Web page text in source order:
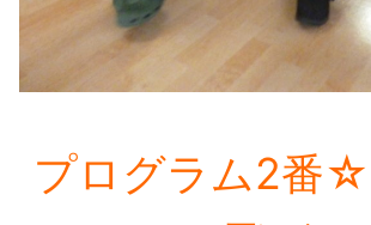
プログラム2番